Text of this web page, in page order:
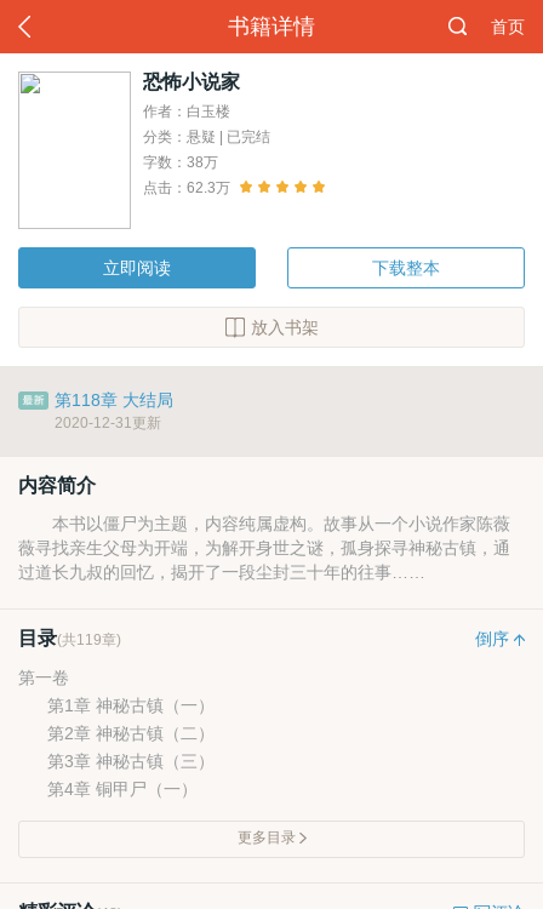
书籍详情 首页
恐怖小说家
作者：白玉楼
分类：悬疑 | 已完结
字数：38万
点击：62.3万
立即阅读 下载整本
放入书架
第118章 大结局
2020-12-31更新
内容简介
本书以僵尸为主题，内容纯属虚构。故事从一个小说作家陈薇
薇寻找亲生父母为开端，为解开身世之谜，孤身探寻神秘古镇，通
过道长九叔的回忆，揭开了一段尘封三十年的往事……
目录(共119章)
倒序
第一卷
第1章 神秘古镇（一）
第2章 神秘古镇（二）
第3章 神秘古镇（三）
第4章 铜甲尸（一）
更多目录